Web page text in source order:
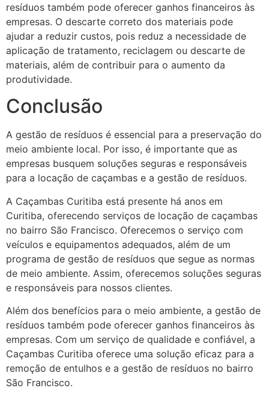
resíduos também pode oferecer ganhos financeiros às
empresas. O descarte correto dos materiais pode
ajudar a reduzir custos, pois reduz a necessidade de
aplicação de tratamento, reciclagem ou descarte de
materiais, além de contribuir para o aumento da
produtividade.
Conclusão
A gestão de resíduos é essencial para a preservação do
meio ambiente local. Por isso, é importante que as
empresas busquem soluções seguras e responsáveis
para a locação de caçambas e a gestão de resíduos.
A Caçambas Curitiba está presente há anos em
Curitiba, oferecendo serviços de locação de caçambas
no bairro São Francisco. Oferecemos o serviço com
veículos e equipamentos adequados, além de um
programa de gestão de resíduos que segue as normas
de meio ambiente. Assim, oferecemos soluções seguras
e responsáveis para nossos clientes.
Além dos benefícios para o meio ambiente, a gestão de
resíduos também pode oferecer ganhos financeiros às
empresas. Com um serviço de qualidade e confiável, a
Caçambas Curitiba oferece uma solução eficaz para a
remoção de entulhos e a gestão de resíduos no bairro
São Francisco.